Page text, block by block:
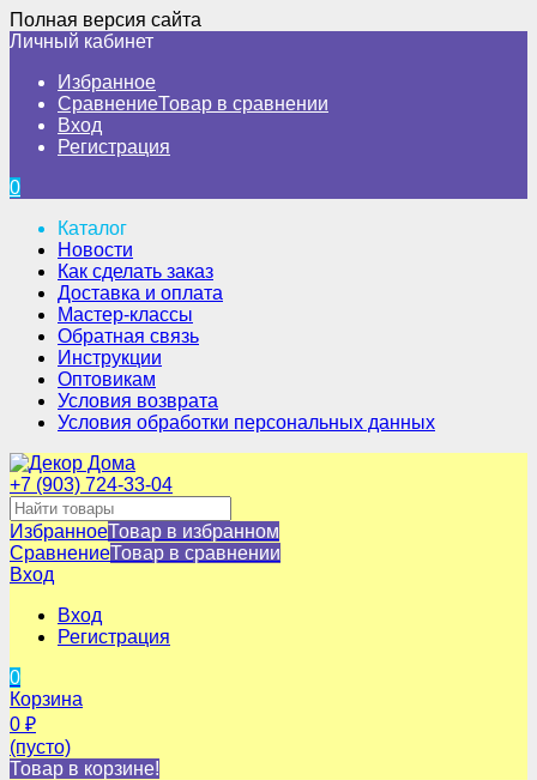
Полная версия сайта
Личный кабинет
Избранное
СравнениеТовар в сравнении
Вход
Регистрация
0
Каталог
Новости
Как сделать заказ
Доставка и оплата
Мастер-классы
Обратная связь
Инструкции
Оптовикам
Условия возврата
Условия обработки персональных данных
+7 (903) 724-33-04
ИзбранноеТовар в избранном
СравнениеТовар в сравнении
Вход
Вход
Регистрация
0
Корзина
0 ₽
(пусто)
Товар в корзине!